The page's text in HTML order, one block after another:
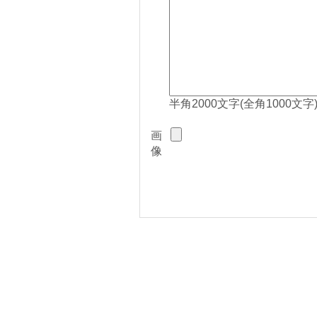
半角2000文字(全角1000文字
画
像